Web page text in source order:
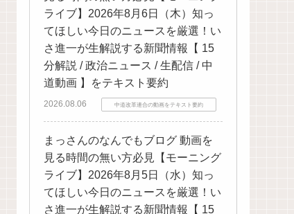
ライブ】2026年8月6日（木）知っ
てほしい今日のニュースを厳選！い
さ進一が生解説する新聞情報【 15
分解説 / 政治ニュース / 生配信 / 中
道動画 】をテキスト要約
2026.08.06 中道改革連合の動画をテキスト要約
まっさんのなんでもブログ 動画を
見る時間の無い方必見【モーニング
ライブ】2026年8月5日（水）知っ
てほしい今日のニュースを厳選！い
さ進一が生解説する新聞情報【 15